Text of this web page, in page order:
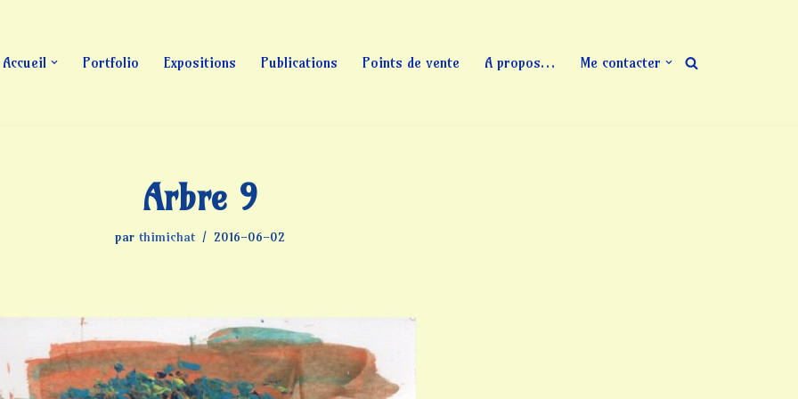
Accueil Portfolio Expositions Publications Points de vente A propos… Me contacter
Arbre 9
par thimichat 2016-06-02